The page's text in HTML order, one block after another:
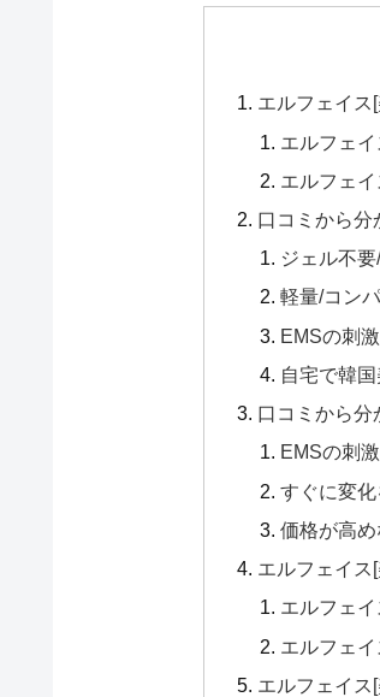
エルフェイス
エルフェ
エルフェ
口コミから分
ジェル不
軽量/コン
EMSの刺
自宅で韓
口コミから分
EMSの刺
すぐに変
価格が高
エルフェイス
エルフェ
エルフェ
エルフェイス